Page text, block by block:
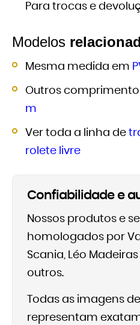
Para trocas e
Modelos
Mesma medida em
Outros
m
Ver toda a linha de
rolete livre
Confiabilidade e
Nossos produtos e
homologados por
Scania, Léo
outros.
Todas as imagens
representam